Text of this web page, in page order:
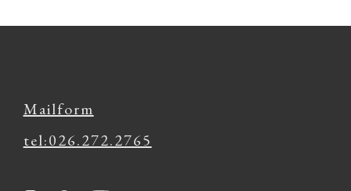
Mailform
tel:026.272.2765